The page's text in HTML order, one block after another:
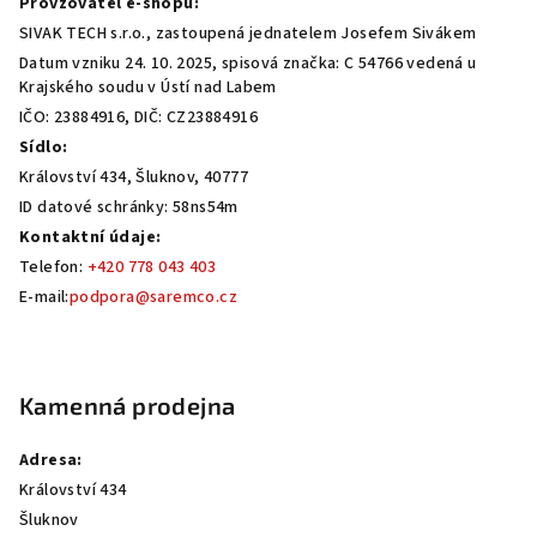
SIVAK TECH s.r.o., zastoupená jednatelem Josefem Sivákem
Datum vzniku 24. 10. 2025, spisová značka: C 54766 vedená u
Krajského soudu v Ústí nad Labem
IČO: 23884916, DIČ: CZ23884916
Sídlo:
Království 434, Šluknov, 40777
ID datové schránky: 58ns54m
Kontaktní údaje:
Telefon: +420 778 043 403
E-mail:podpora@saremco.cz
Kamenná prodejna
Adresa:
Království 434
Šluknov